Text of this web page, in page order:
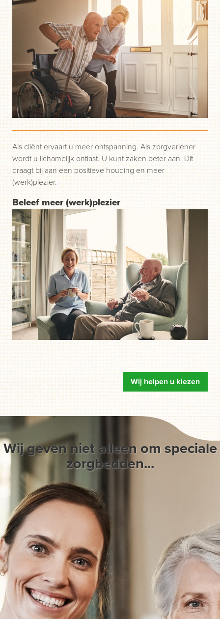
Beleef meer (werk)plezier
Als cliënt ervaart u meer ontspanning. Als zorgverlener
wordt u lichamelijk ontlast. U kunt zaken beter aan. Dit
draagt bij aan een positieve houding en meer
(werk)plezier.
Wij helpen u kiezen
Wij geven niet alleen om speciale
zorgbedden...